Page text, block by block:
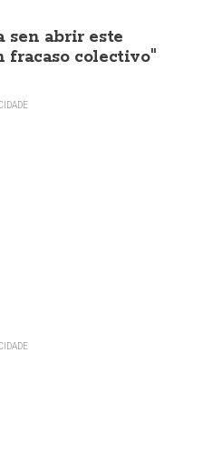
sen abrir este
fracaso colectivo"